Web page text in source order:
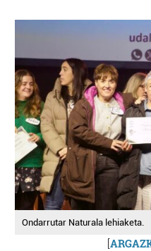
Ondarrutar Naturala lehiaketa.
[